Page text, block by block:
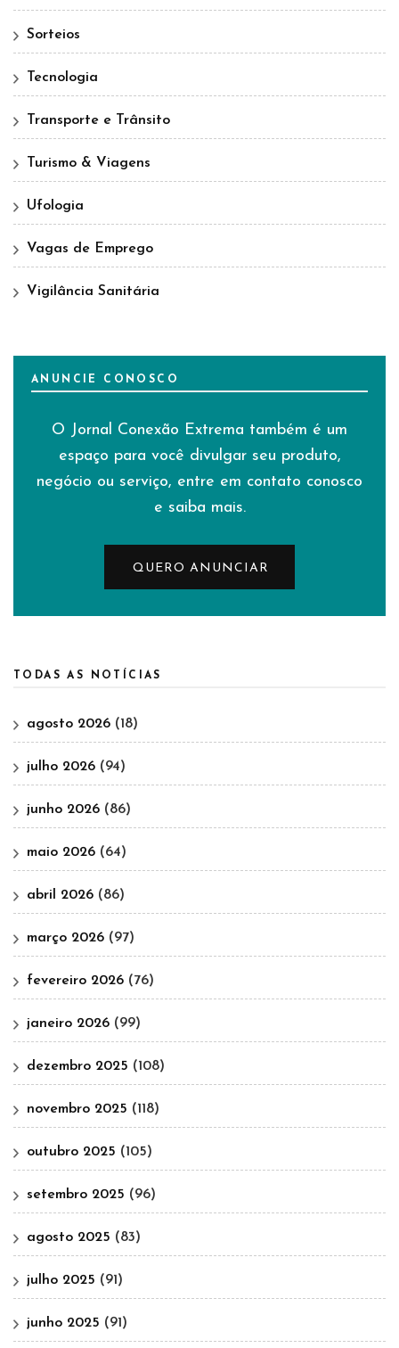
Sorteios
Tecnologia
Transporte e Trânsito
Turismo & Viagens
Ufologia
Vagas de Emprego
Vigilância Sanitária
ANUNCIE CONOSCO
O Jornal Conexão Extrema também é um
espaço para você divulgar seu produto,
negócio ou serviço, entre em contato conosco
e saiba mais.
QUERO ANUNCIAR
TODAS AS NOTÍCIAS
agosto 2026 (18)
julho 2026 (94)
junho 2026 (86)
maio 2026 (64)
abril 2026 (86)
março 2026 (97)
fevereiro 2026 (76)
janeiro 2026 (99)
dezembro 2025 (108)
novembro 2025 (118)
outubro 2025 (105)
setembro 2025 (96)
agosto 2025 (83)
julho 2025 (91)
junho 2025 (91)